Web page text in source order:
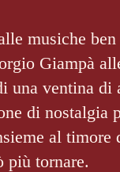
musiche
Giampà
una ventina di
di nostalgia
al timore
più tornare.